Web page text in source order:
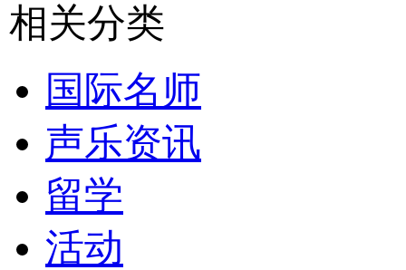
相关分类
国际名师
声乐资讯
留学
活动